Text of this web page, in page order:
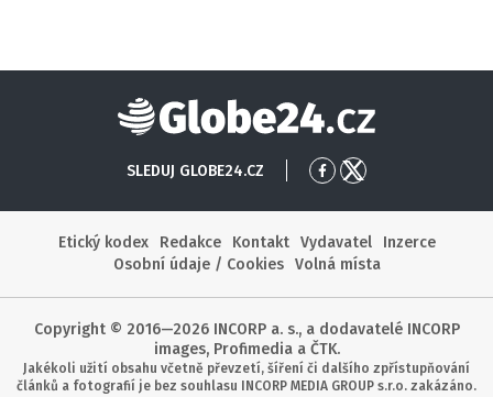
Globe24
SLEDUJ GLOBE24.CZ
PřejítPřejít
Etický kodex
Redakce Kontakt Vydavatel
Inzerce
Osobní údaje / Cookies
Volná místa
Copyright © 2016—2026 INCORP a. s., a dodavatelé INCORP
images, Profimedia a ČTK.
Jakékoli užití obsahu včetně převzetí, šíření či dalšího zpřístupňování
článků a fotografií je bez souhlasu INCORP MEDIA GROUP s.r.o. zakázáno.